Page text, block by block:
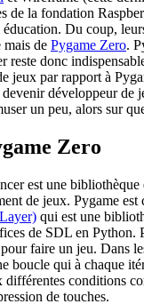
de la fondation
Du coup,
mais de Pygame Zero.
reste donc
jeux par rapport à
devenir développeur de
un peu, alors sur
Zero
est une bibliothèque
de jeux. Pygame est
qui est une
de SDL en Python.
pour faire un jeu. Dans
boucle qui à chaque
différentes conditions
de touches.